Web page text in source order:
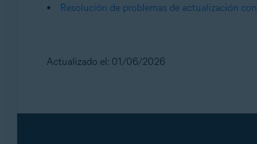
Resolución de problemas de actualización
Actualizado el: 01/06/2026